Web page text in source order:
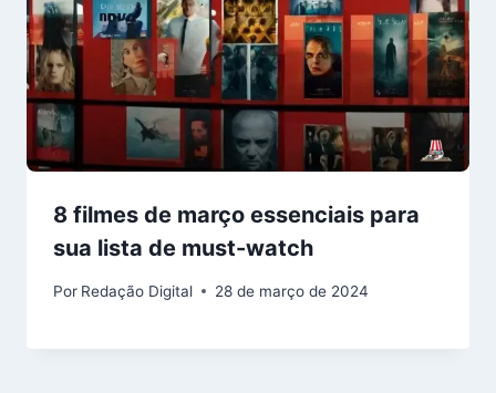
8 filmes de março essenciais para
sua lista de must-watch
Por Redação Digital 28 de março de 2024